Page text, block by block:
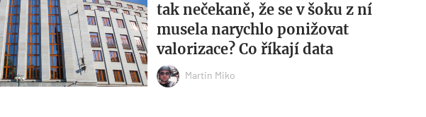
tak nečekaně, že se v šoku z ní
musela narychlo ponižovat
valorizace? Co říkají data
Martin Miko